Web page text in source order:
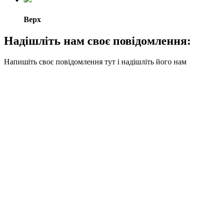
Верх
Надішліть нам своє повідомлення:
Напишіть своє повідомлення тут і надішліть його нам